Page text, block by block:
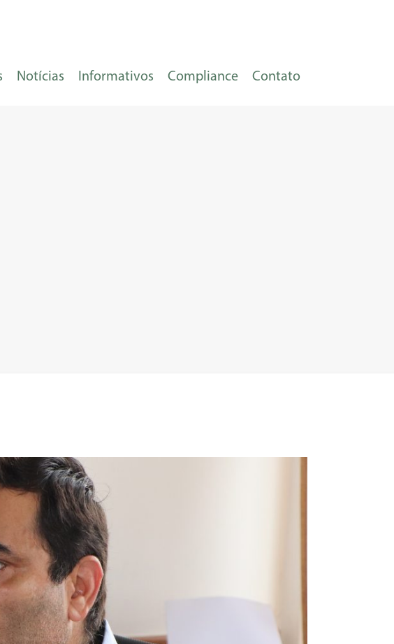
Notícias Informativos Compliance Contato